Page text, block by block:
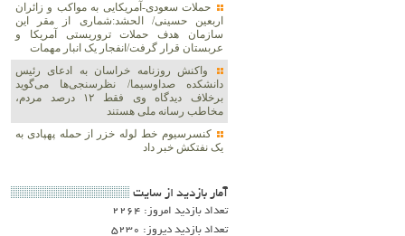
حملات سعودی-آمریکایی به مواکب و زائران
اربعین حسینی/ الحشد:شماری از مقر این
سازمان هدف حملات تروریستی آمریکا و
عربستان قرار گرفت/انفجار یک انبار مهمات
واکنش روزنامه خراسان به ادعای رئیس
دانشکده صداوسیما/ نظرسنجی‌ها می‌گوید
برخلاف دیدگاه وی فقط ۱۲ درصد مردم،
مخاطب رسانه ملی هستند
کنسرسیوم خط لوله خزر از حمله پهپادی به
یک نفتکش خبر داد
آمار بازديد از سايت
تعداد بازدید امروز: 2264
تعداد بازدید دیروز: 5230